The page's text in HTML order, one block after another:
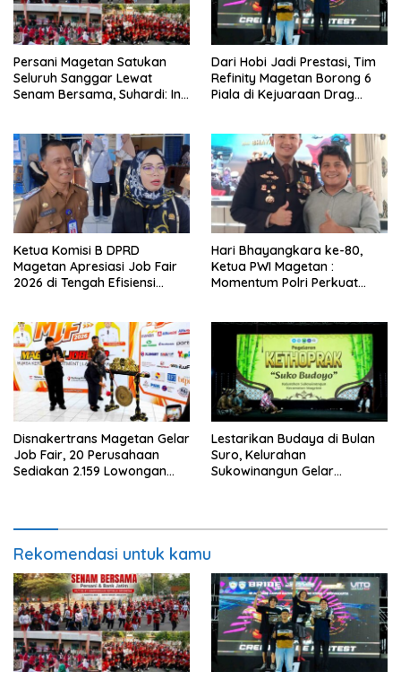
Persani Magetan Satukan
Seluruh Sanggar Lewat
Senam Bersama, Suhardi: Ini
Dari Hobi Jadi Prestasi, Tim
Refinity Magetan Borong 6
Piala di Kejuaraan Drag
Ketua Komisi B DPRD
Magetan Apresiasi Job Fair
2026 di Tengah Efisiensi
Hari Bhayangkara ke-80,
Ketua PWI Magetan :
Momentum Polri Perkuat
Disnakertrans Magetan Gelar
Job Fair, 20 Perusahaan
Sediakan 2.159 Lowongan
Lestarikan Budaya di Bulan
Suro, Kelurahan
Sukowinangun Gelar
Rekomendasi untuk kamu